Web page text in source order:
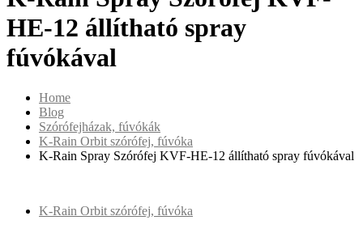
HE-12 állítható spray
fúvókával
Home
Blog
Szórófejházak, fúvókák
K-Rain Orbit szórófej, fúvóka
K-Rain Spray Szórófej KVF-HE-12 állítható spray fúvókával
K-Rain Orbit szórófej, fúvóka